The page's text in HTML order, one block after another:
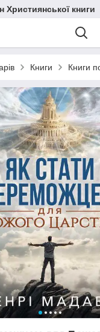
Християнської книги
Книги Книги